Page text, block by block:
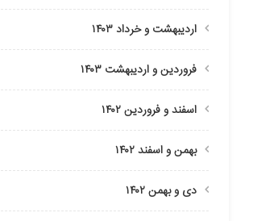
اردیبهشت و خرداد ۱۴۰۳
فروردین و اردیبهشت ۱۴۰۳
اسفند و فروردین ۱۴۰۲
بهمن و اسفند ۱۴۰۲
دی و بهمن ۱۴۰۲